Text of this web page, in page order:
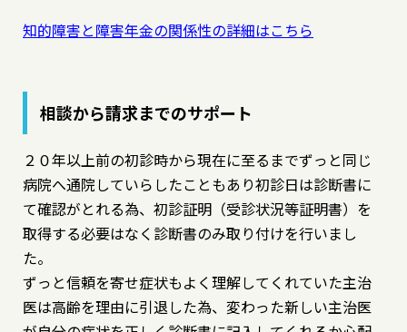
知的障害と障害年金の関係性の詳細はこちら
相談から請求までのサポート
２０年以上前の初診時から現在に至るまでずっと同じ
病院へ通院していらしたこともあり初診日は診断書に
て確認がとれる為、初診証明（受診状況等証明書）を
取得する必要はなく診断書のみ取り付けを行いまし
た。
ずっと信頼を寄せ症状もよく理解してくれていた主治
医は高齢を理由に引退した為、変わった新しい主治医